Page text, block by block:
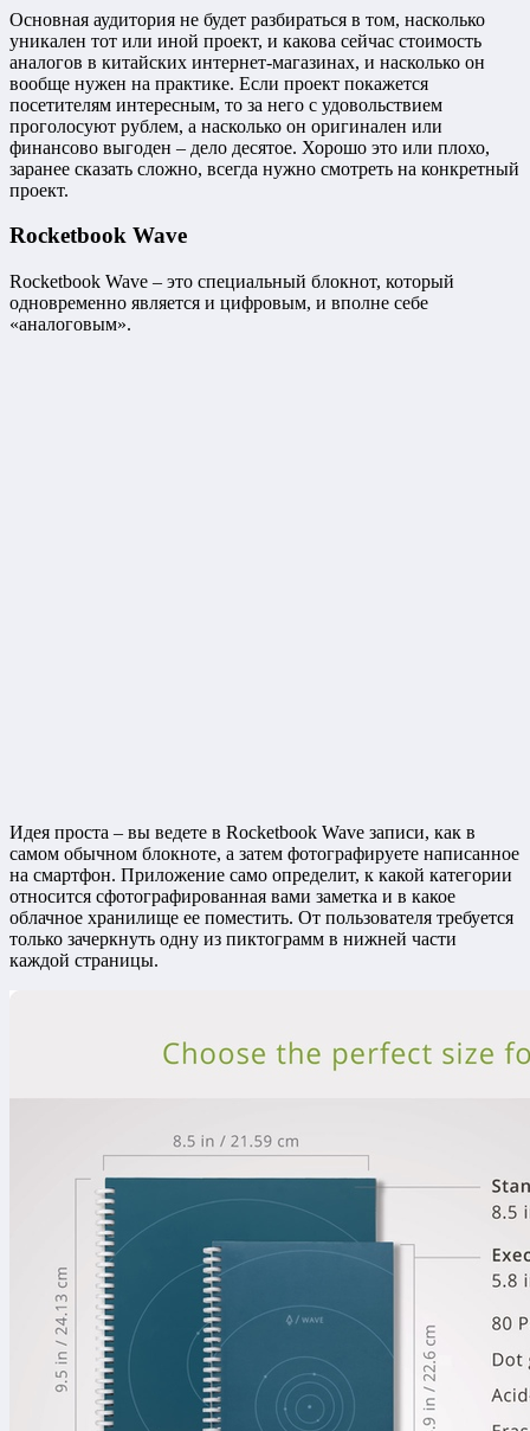
Основная аудитория не будет разбираться в том, насколько
уникален тот или иной проект, и какова сейчас стоимость
аналогов в китайских интернет-магазинах, и насколько он
вообще нужен на практике. Если проект покажется
посетителям интересным, то за него с удовольствием
проголосуют рублем, а насколько он оригинален или
финансово выгоден – дело десятое. Хорошо это или плохо,
заранее сказать сложно, всегда нужно смотреть на конкретный
проект.
Rocketbook Wave
Rocketbook Wave – это специальный блокнот, который
одновременно является и цифровым, и вполне себе
«аналоговым».
Идея проста – вы ведете в Rocketbook Wave записи, как в
самом обычном блокноте, а затем фотографируете написанное
на смартфон. Приложение само определит, к какой категории
относится сфотографированная вами заметка и в какое
облачное хранилище ее поместить. От пользователя требуется
только зачеркнуть одну из пиктограмм в нижней части
каждой страницы.